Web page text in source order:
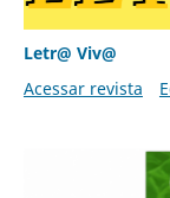
Letr@ Viv@
Acessar revista